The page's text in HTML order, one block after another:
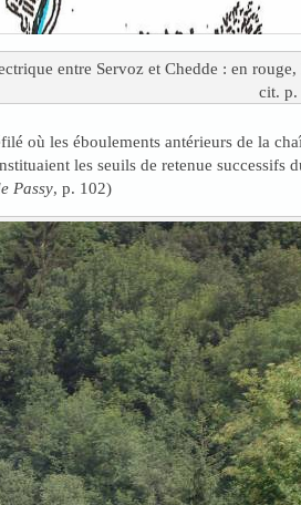
entre Servoz et Chedde : en
cit. p.
où les éboulements antérieurs de la
les seuils de retenue successifs
Passy, p. 102)